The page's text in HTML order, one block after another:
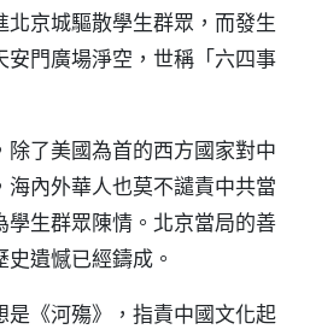
京城驅散學生群眾，而發生
安門廣場淨空，世稱「六四事
除了美國為首的西方國家對中
內外華人也莫不譴責中共當
學生群眾陳情。北京當局的善
遺憾已經鑄成。
是《河殤》，指責中國文化起